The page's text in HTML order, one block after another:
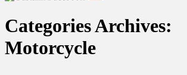
Categories Archives:
Motorcycle